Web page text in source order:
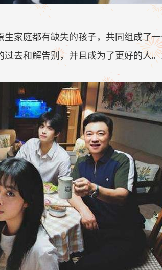
庭都有缺失的孩子，共同组成了一
去和解告别，并且成为了更好的人。